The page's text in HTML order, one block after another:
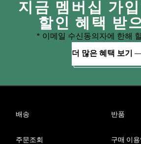
지금 멤버십 가입
할인 혜택 받
* 이메일 수신동의자에 한해
더 많은 혜택 보기
배송 반품
주문조회 구매 이